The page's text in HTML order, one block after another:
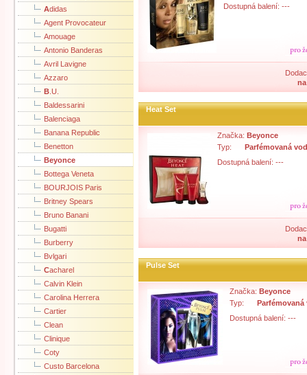
Adidas
Agent Provocateur
Amouage
Antonio Banderas
Avril Lavigne
Azzaro
B .U.
Baldessarini
Balenciaga
Banana Republic
Benetton
Beyonce
Bottega Veneta
BOURJOIS Paris
Britney Spears
Bruno Banani
Bugatti
Burberry
Bvlgari
Cacharel
Calvin Klein
Carolina Herrera
Cartier
Clean
Clinique
Coty
Custo Barcelona
Dostupná balení: ---
Heat Set
Značka: Beyonce
Typ:
Parfémovaná
Dostupná balení: ---
Pulse Set
Značka: Beyonce
Typ:
Parfémovaná
Dostupná balení: ---